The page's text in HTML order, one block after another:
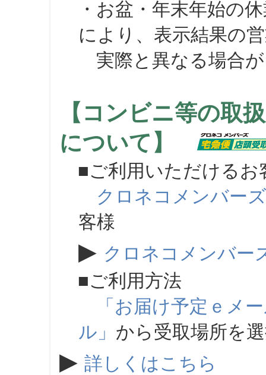
・お盆・年末年始の
により、表示結果の
実際と異なる場合が
【コンビニ等の取
について】
■ご利用いただけるお
クロネコメンバーズ
客様
▶ クロネコメンバー
■ご利用方法
「お届け予定ｅメ
ル」 から受取場所を
▶ 詳しくはこちら